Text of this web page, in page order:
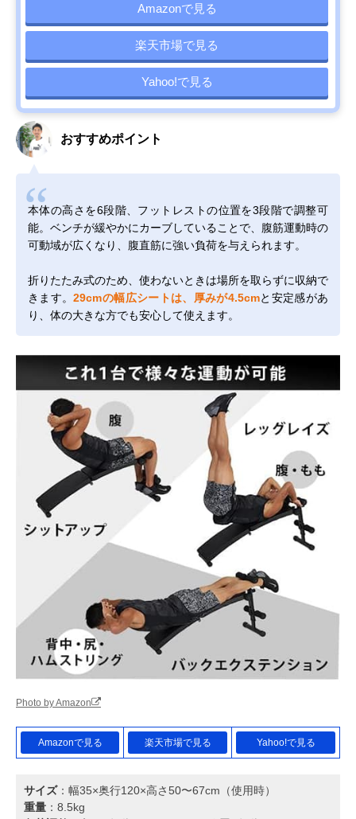
Amazonで見る
楽天市場で見る
Yahoo!で見る
おすすめポイント
本体の高さを6段階、フットレストの位置を3段階で調整可
能。ベンチが緩やかにカーブしていることで、腹筋運動時の
可動域が広くなり、腹直筋に強い負荷を与えられます。
折りたたみ式のため、使わないときは場所を取らずに収納で
きます。29cmの幅広シートは、厚みが4.5cmと安定感があ
り、体の大きな方でも安心して使えます。
Photo by Amazon
Amazonで見る 楽天市場で見る Yahoo!で見る
サイズ：幅35×奥行120×高さ50〜67cm（使用時）
重量 ：8.5kg